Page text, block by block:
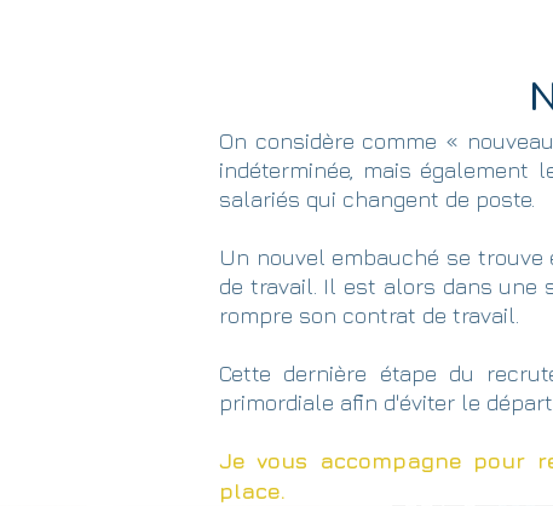
On considère comme «
indéterminée, mais également
salariés qui changent de poste.
Un nouvel embauché se
de travail. Il est alors dans une
rompre son contrat de travail.
Cette dernière étape du
primordiale afin d'éviter le
Je vous accompagne pour
place.